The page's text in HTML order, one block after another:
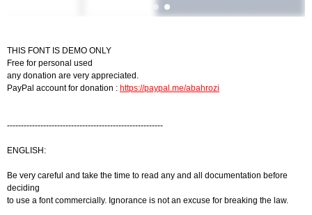
THIS FONT IS DEMO ONLY
Free for personal used
any donation are very appreciated.
PayPal account for donation : https://paypal.me/abahrozi
--------------------------------------------------------
ENGLISH:
Be very careful and take the time to read any and all documentation before
deciding
to use a font commercially. Ignorance is not an excuse for breaking the law.